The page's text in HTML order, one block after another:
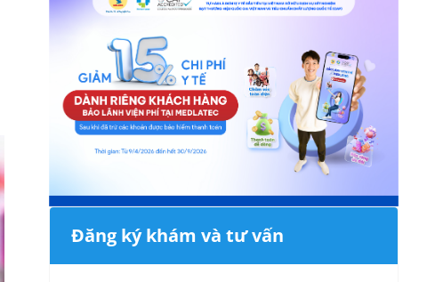
Đăng ký khám và tư vấn